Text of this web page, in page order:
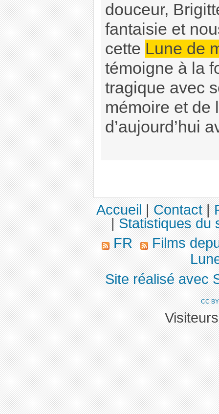
douceur,
fantaisie et
cette Lune de
témoigne à la
tragique avec
mémoire et de
d’aujourd’hui
Accueil|Contact|
|Statistiques du
FR
Films
Site réalisé avec
CC